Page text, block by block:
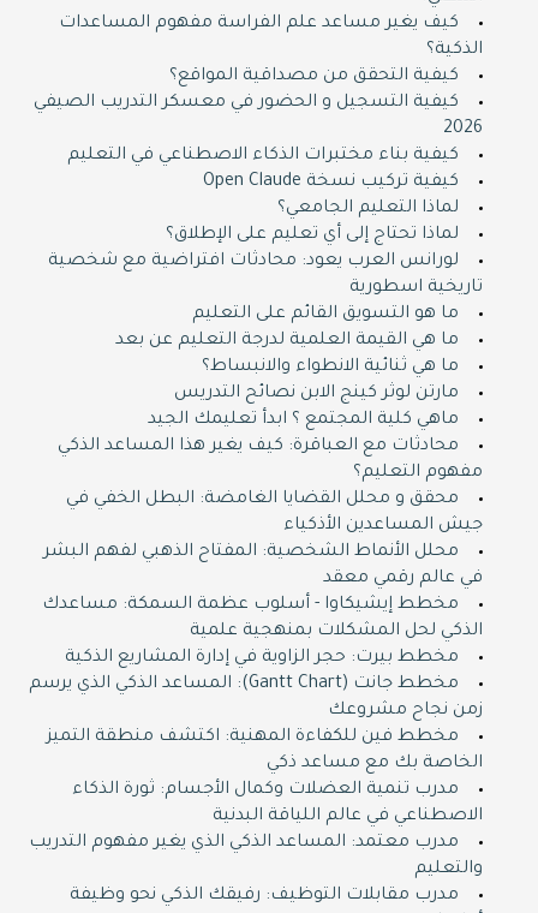
كيف يغير مساعد علم الفراسة مفهوم المساعدات
الذكية؟
كيفية التحقق من مصداقية المواقع؟
كيفية التسجيل و الحضور في معسكر التدريب الصيفي
2026
كيفية بناء مختبرات الذكاء الاصطناعي في التعليم
كيفية تركيب نسخة Open Claude
لماذا التعليم الجامعي؟
لماذا تحتاج إلى أي تعليم على الإطلاق؟
لورانس العرب يعود: محادثات افتراضية مع شخصية
تاريخية اسطورية
ما هو التسويق القائم على التعليم
ما هي القيمة العلمية لدرجة التعليم عن بعد
ما هي ثنائية الانطواء والانبساط؟
مارتن لوثر كينج الابن نصائح التدريس
ماهي كلية المجتمع ؟ ابدأ تعليمك الجيد
محادثات مع العباقرة: كيف يغير هذا المساعد الذكي
مفهوم التعليم؟
محقق و محلل القضايا الغامضة: البطل الخفي في
جيش المساعدين الأذكياء
محلل الأنماط الشخصية: المفتاح الذهبي لفهم البشر
في عالم رقمي معقد
مخطط إيشيكاوا - أسلوب عظمة السمكة: مساعدك
الذكي لحل المشكلات بمنهجية علمية
مخطط بيرت: حجر الزاوية في إدارة المشاريع الذكية
مخطط جانت (Gantt Chart): المساعد الذكي الذي يرسم
زمن نجاح مشروعك
مخطط فين للكفاءة المهنية: اكتشف منطقة التميز
الخاصة بك مع مساعد ذكي
مدرب تنمية العضلات وكمال الأجسام: ثورة الذكاء
الاصطناعي في عالم اللياقة البدنية
مدرب معتمد: المساعد الذكي الذي يغير مفهوم التدريب
والتعليم
مدرب مقابلات التوظيف: رفيقك الذكي نحو وظيفة